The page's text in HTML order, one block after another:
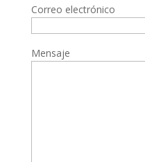
Correo electrónico
Mensaje